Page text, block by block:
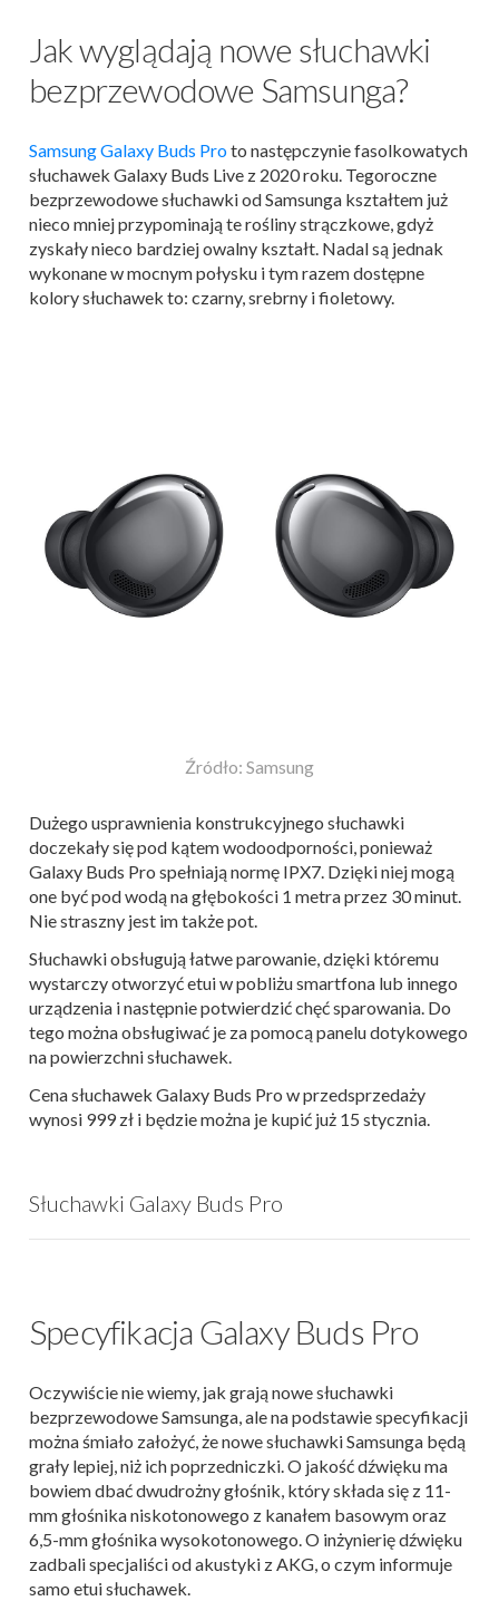
Jak wyglądają nowe słuchawki
bezprzewodowe Samsunga?
Samsung Galaxy Buds Proto następczynie fasolkowatych
słuchawek Galaxy Buds Live z 2020 roku. Tegoroczne
bezprzewodowe słuchawki od Samsunga kształtem już
nieco mniej przypominają te rośliny strączkowe, gdyż
zyskały nieco bardziej owalny kształt. Nadal są jednak
wykonane w mocnym połysku i tym razem dostępne
kolory słuchawek to: czarny, srebrny i fioletowy.
Źródło: Samsung
Dużego usprawnienia konstrukcyjnego słuchawki
doczekały się pod kątem wodoodporności, ponieważ
Galaxy Buds Pro spełniają normę IPX7. Dzięki niej mogą
one być pod wodą na głębokości 1 metra przez 30 minut.
Nie straszny jest im także pot.
Słuchawki obsługują łatwe parowanie, dzięki któremu
wystarczy otworzyć etui w pobliżu smartfona lub innego
urządzenia i następnie potwierdzić chęć sparowania. Do
tego można obsługiwać je za pomocą panelu dotykowego
na powierzchni słuchawek.
Cena słuchawek Galaxy Buds Pro w przedsprzedaży
wynosi 999 zł i będzie można je kupić już 15 stycznia.
Słuchawki Galaxy Buds Pro
Specyfikacja Galaxy Buds Pro
Oczywiście nie wiemy, jak grają nowe słuchawki
bezprzewodowe Samsunga, ale na podstawie specyfikacji
można śmiało założyć, że nowe słuchawki Samsunga będą
grały lepiej, niż ich poprzedniczki. O jakość dźwięku ma
bowiem dbać dwudrożny głośnik, który składa się z 11-
mm głośnika niskotonowego z kanałem basowym oraz
6,5-mm głośnika wysokotonowego. O inżynierię dźwięku
zadbali specjaliści od akustyki z AKG, o czym informuje
samo etui słuchawek.